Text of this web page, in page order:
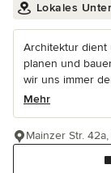
Lokales
Architektur dient
planen und
wir uns immer
Mehr
Mainzer Str.